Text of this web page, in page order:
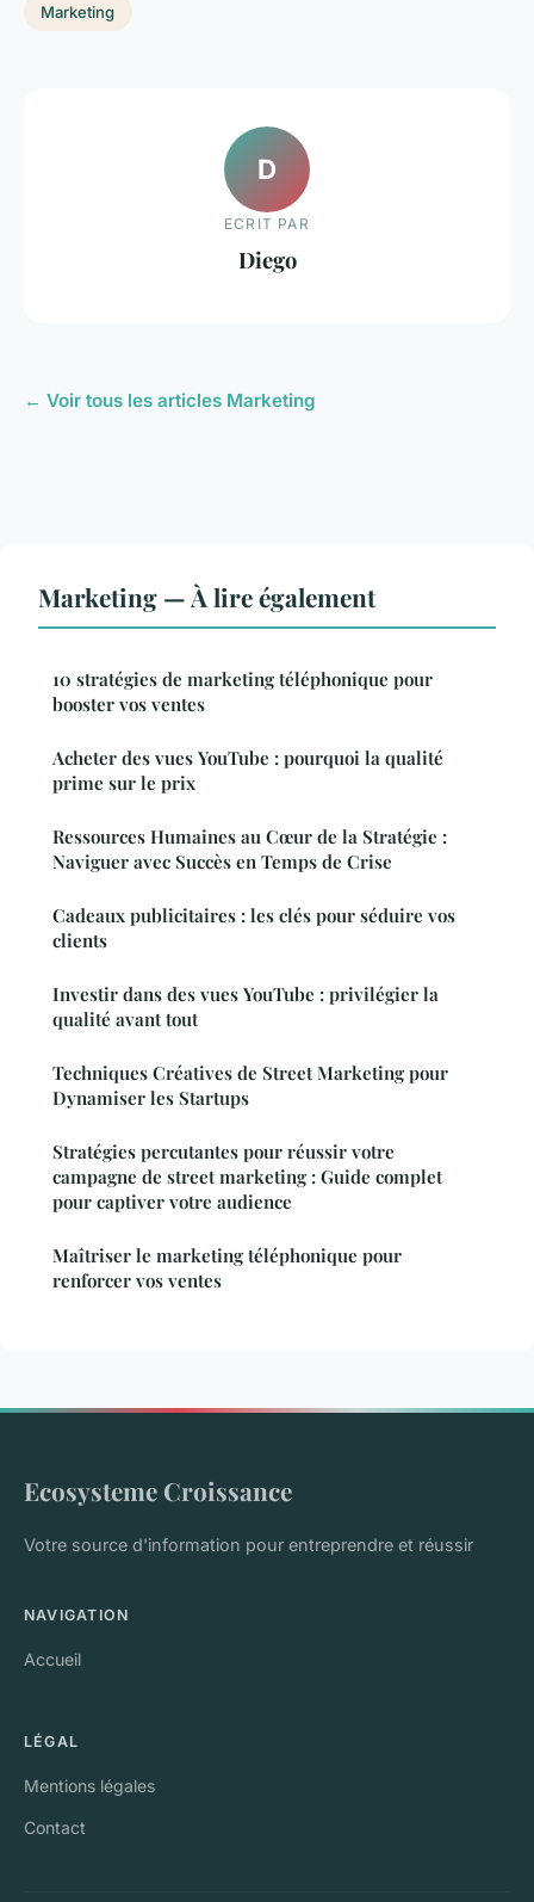
Marketing
D
ECRIT PAR
Diego
← Voir tous les articles Marketing
Marketing — À lire également
10 stratégies de marketing téléphonique pour
booster vos ventes
Acheter des vues YouTube : pourquoi la qualité
prime sur le prix
Ressources Humaines au Cœur de la Stratégie :
Naviguer avec Succès en Temps de Crise
Cadeaux publicitaires : les clés pour séduire vos
clients
Investir dans des vues YouTube : privilégier la
qualité avant tout
Techniques Créatives de Street Marketing pour
Dynamiser les Startups
Stratégies percutantes pour réussir votre
campagne de street marketing : Guide complet
pour captiver votre audience
Maîtriser le marketing téléphonique pour
renforcer vos ventes
Ecosysteme Croissance
Votre source d'information pour entreprendre et réussir
NAVIGATION
Accueil
LÉGAL
Mentions légales
Contact